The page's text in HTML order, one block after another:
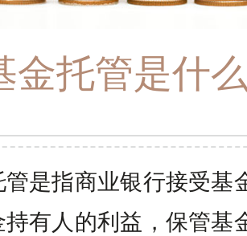
金托管是什
管是指商业银行接受基
持有人的利益，保管基